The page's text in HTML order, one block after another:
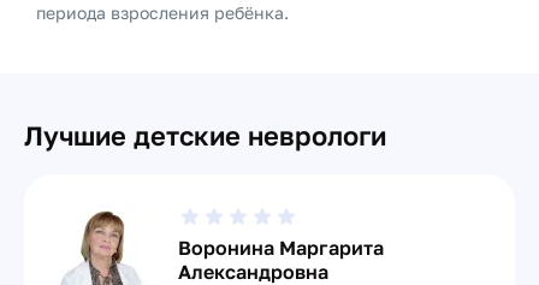
периода взросления ребёнка.
Лучшие детские неврологи
Воронина Маргарита
Александровна